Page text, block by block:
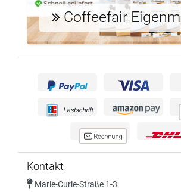
Coffeefair
Kontakt
Marie-Curie-Straße 1-3